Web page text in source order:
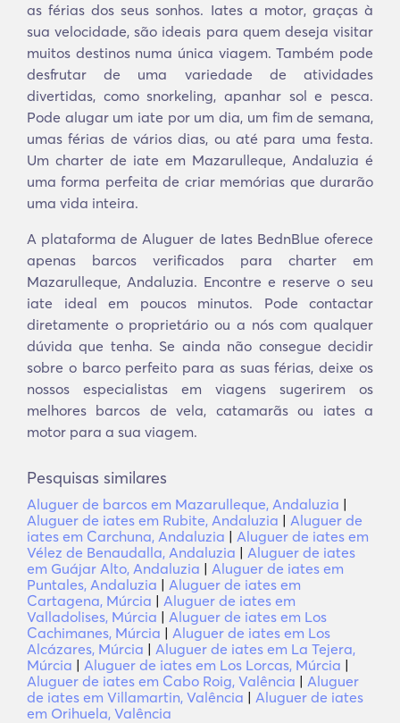
as férias dos seus sonhos. Iates a motor, graças à
sua velocidade, são ideais para quem deseja visitar
muitos destinos numa única viagem. Também pode
desfrutar de uma variedade de atividades
divertidas, como snorkeling, apanhar sol e pesca.
Pode alugar um iate por um dia, um fim de semana,
umas férias de vários dias, ou até para uma festa.
Um charter de iate em Mazarulleque, Andaluzia é
uma forma perfeita de criar memórias que durarão
uma vida inteira.
A plataforma de Aluguer de Iates BednBlue oferece
apenas barcos verificados para charter em
Mazarulleque, Andaluzia. Encontre e reserve o seu
iate ideal em poucos minutos. Pode contactar
diretamente o proprietário ou a nós com qualquer
dúvida que tenha. Se ainda não consegue decidir
sobre o barco perfeito para as suas férias, deixe os
nossos especialistas em viagens sugerirem os
melhores barcos de vela, catamarãs ou iates a
motor para a sua viagem.
Pesquisas similares
Aluguer de barcos em Mazarulleque, Andaluzia |
Aluguer de iates em Rubite, Andaluzia | Aluguer de
iates em Carchuna, Andaluzia | Aluguer de iates em
Vélez de Benaudalla, Andaluzia | Aluguer de iates
em Guájar Alto, Andaluzia | Aluguer de iates em
Puntales, Andaluzia | Aluguer de iates em
Cartagena, Múrcia | Aluguer de iates em
Valladolises, Múrcia | Aluguer de iates em Los
Cachimanes, Múrcia | Aluguer de iates em Los
Alcázares, Múrcia | Aluguer de iates em La Tejera,
Múrcia | Aluguer de iates em Los Lorcas, Múrcia |
Aluguer de iates em Cabo Roig, Valência | Aluguer
de iates em Villamartin, Valência | Aluguer de iates
em Orihuela, Valência